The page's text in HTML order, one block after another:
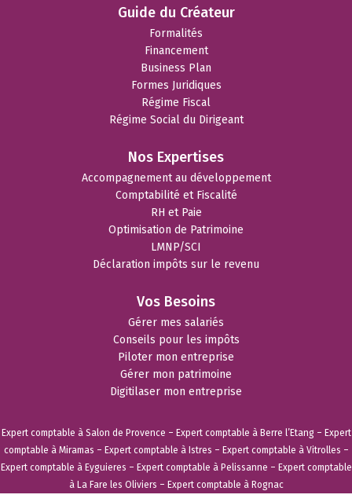
Guide du Créateur
Formalités
Financement
Business Plan
Formes Juridiques
Régime Fiscal
Régime Social du Dirigeant
Nos Expertises
Accompagnement au développement
Comptabilité et Fiscalité
RH et Paie
Optimisation de Patrimoine
LMNP/SCI
Déclaration impôts sur le revenu
Vos Besoins
Gérer mes salariés
Conseils pour les impôts
Piloter mon entreprise
Gérer mon patrimoine
Digitilaser mon entreprise
Expert comptable à Salon de Provence – Expert comptable à Berre l’Etang– Expert
comptable à Miramas – Expert comptable à Istres – Expert comptable à Vitrolles –
Expert comptable à Eyguieres – Expert comptable à Pelissanne – Expert comptable
à La Fare les Oliviers – Expert comptable à Rognac